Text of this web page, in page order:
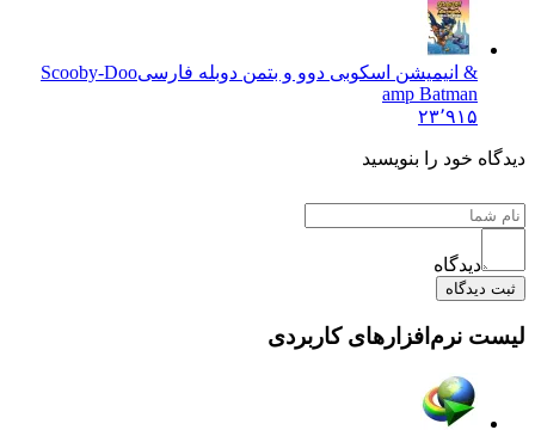
& انیمیشن اسکوبی دوو و بتمن دوبله فارسیScooby-Doo
amp Batman
۲۳٬۹۱۵
دیدگاه خود را بنویسید
دیدگاه
ثبت دیدگاه
لیست نرم‌افزارهای کاربردی